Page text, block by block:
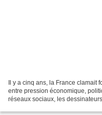
Il y a cinq ans, la France clamait
entre pression économique,
réseaux sociaux, les